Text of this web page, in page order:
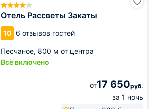
Отель Рассветы Закаты
10 6 отзывов гостей
Песчаное, 800 м от центра
Всё включено
от17 650руб.
за 1 ночь